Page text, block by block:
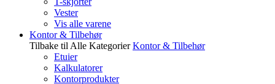
Vester
Vis alle varene
Kontor & Tilbehør
Tilbake til Alle Kategorier Kontor & Tilbehør
Etuier
Kalkulatorer
Kontorprodukter